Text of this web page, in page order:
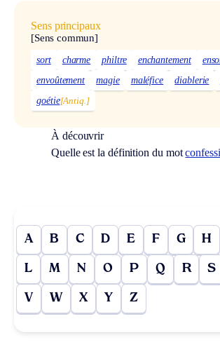
Sens principaux
[Sens commun]
sort charme philtre enchantement
envoûtement
magie maléfice diablerie
goétie[Antiq.]
À découvrir
Quelle est la définition du mot
A B C D E F G H
L M N O P Q R S
V W X Y Z